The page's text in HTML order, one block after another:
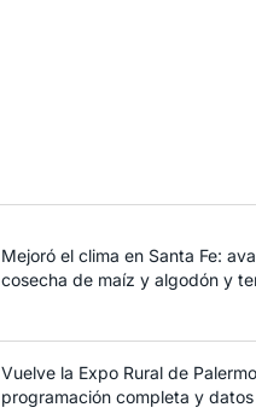
Mejoró el clima en Santa Fe:
cosecha de maíz y algodón y
Vuelve la Expo Rural de
programación completa y